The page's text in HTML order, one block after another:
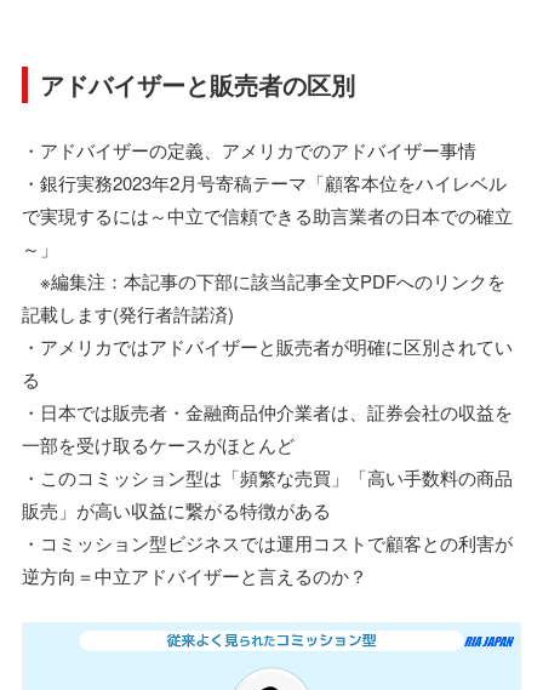
アドバイザーと販売者の区別
・アドバイザーの定義、アメリカでのアドバイザー事情
・銀行実務2023年2月号寄稿テーマ「顧客本位をハイレベル
で実現するには～中立で信頼できる助言業者の日本での確立
～」
※編集注：本記事の下部に該当記事全文PDFへのリンクを
記載します(発行者許諾済)
・アメリカではアドバイザーと販売者が明確に区別されてい
る
・日本では販売者・金融商品仲介業者は、証券会社の収益を
一部を受け取るケースがほとんど
・このコミッション型は「頻繁な売買」「高い手数料の商品
販売」が高い収益に繋がる特徴がある
・コミッション型ビジネスでは運用コストで顧客との利害が
逆方向＝中立アドバイザーと言えるのか？